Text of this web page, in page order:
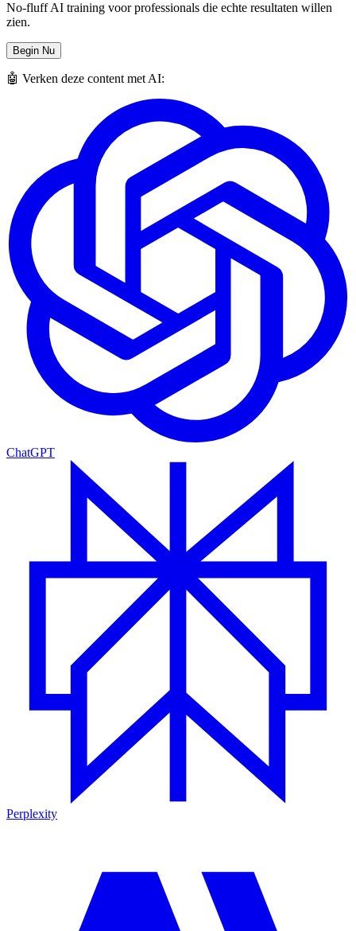
No-fluff AI training voor professionals die echte resultaten willen
zien.
Begin Nu
🤖 Verken deze content met AI:
ChatGPT
Perplexity